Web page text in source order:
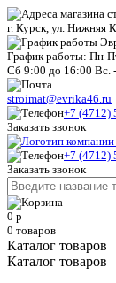
г. Курск, ул. Нижняя
График работы: Пн-
Сб 9:00 до 16:00 Вс.
stroimat@evrika46.ru
+7 (4712)
Заказать звонок
+7 (4712)
Заказать звонок
0 р
0 товаров
Каталог товаров
Каталог товаров